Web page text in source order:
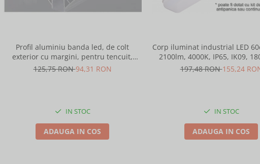
Profil aluminiu banda led, de colt
exterior cu margini, pentru tencuit,
lungime 2m, culoare gri natur, Optonica
125,75 RON94,31 RON
IN STOC
ADAUGA IN COS
Corp iluminat industrial LED
2100lm, 4000K, IP65, IK09,
Intelight 93101
197,48 RON155,24
IN STOC
ADAUGA IN COS